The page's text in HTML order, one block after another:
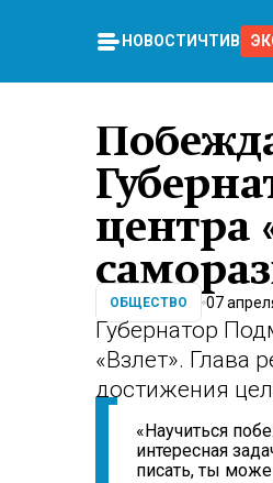
НОВОСТИ ЧТИВО
центра
ОБЩЕСТВО 07
Губернатор
«Взлет». Глава
достижения
«Научиться
интересная
писать, ты